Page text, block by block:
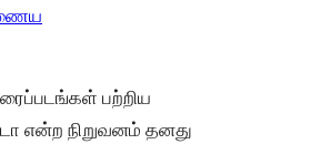
பற்றிய
என்ற நிறுவனம் தனது